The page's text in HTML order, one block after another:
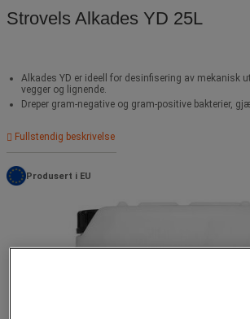
Strovels Alkades YD 25L
Alkades YD er ideell for desinfisering av mekanisk
vegger og lignende.
Dreper gram-negative og gram-positive bakterier,
Fullstendig beskrivelse
Produsert i EU